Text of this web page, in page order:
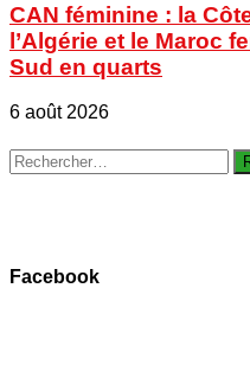
CAN féminine : la
l’Algérie et le Maroc
Sud en quarts
6 août 2026
Rechercher :
Facebook